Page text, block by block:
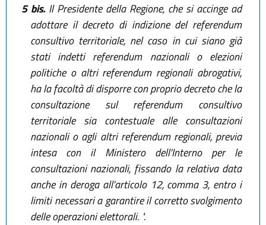
5 bis.Il Presidente della Regione, che si accinge ad
adottare il decreto di indizione del referendum
consultivo territoriale, nel caso in cui siano già
stati indetti referendum nazionali o elezioni
politiche o altri referendum regionali abrogativi,
ha la facoltà di disporre con proprio decreto che la
consultazione sul referendum consultivo
territoriale sia contestuale alle consultazioni
nazionali o agli altri referendum regionali, previa
intesa con il Ministero dell'Interno per le
consultazioni nazionali, fissando la relativa data
anche in deroga all'articolo 12, comma 3, entro i
limiti necessari a garantire il corretto svolgimento
delle operazioni elettorali. ".